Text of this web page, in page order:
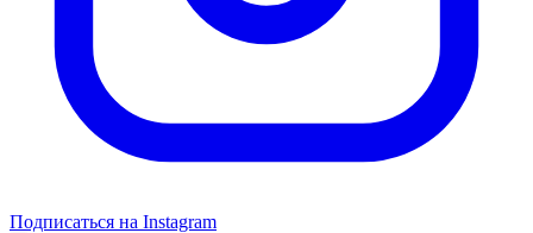
Подписаться на Instagram